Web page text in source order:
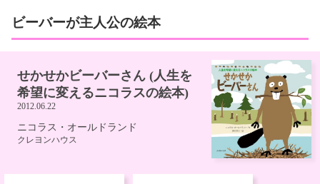
ビーバーが主人公の絵本